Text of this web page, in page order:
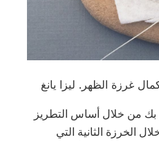
غرزة الظهر. ليزا يانغ
من خلال أساس التطريز
الخرزة الثانية التي